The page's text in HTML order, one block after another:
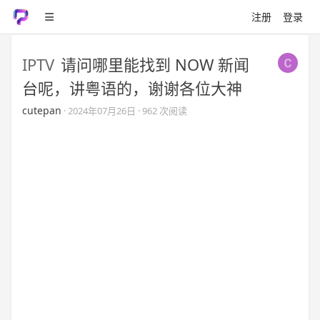
注册 登录
IPTV 请问哪里能找到 NOW 新闻
台呢，讲粤语的，谢谢各位大神
cutepan ·2024年07月26日 · 962 次阅读